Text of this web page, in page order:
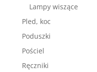
Lampy wiszące
Pled, koc
Poduszki
Pościel
Ręczniki